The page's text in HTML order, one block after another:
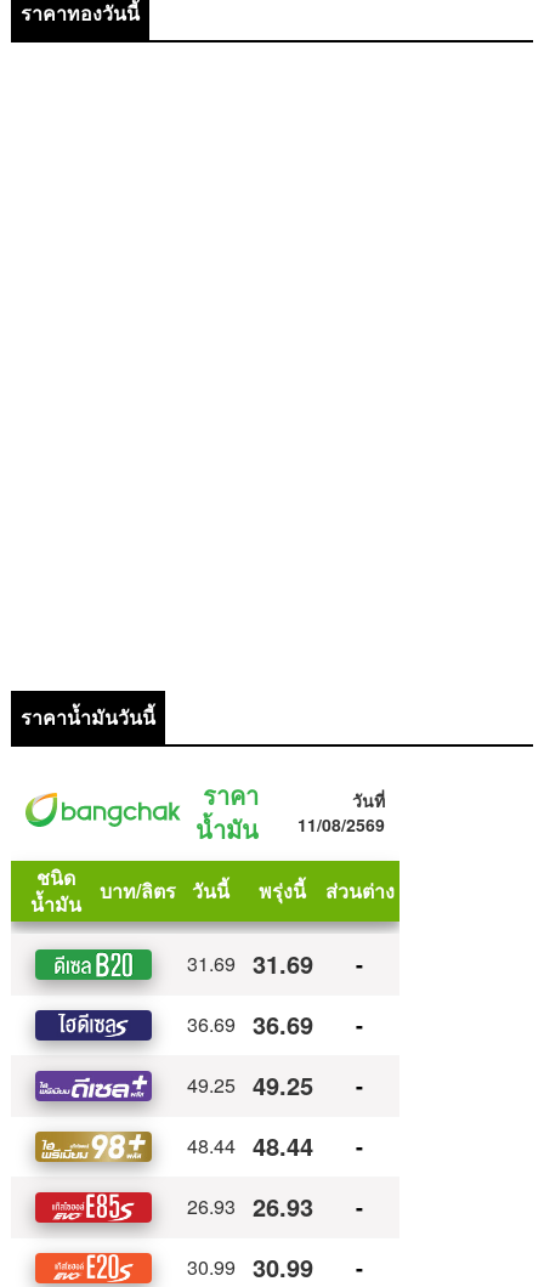
ราคาทองวันนี้
ราคาน้ำมันวันนี้